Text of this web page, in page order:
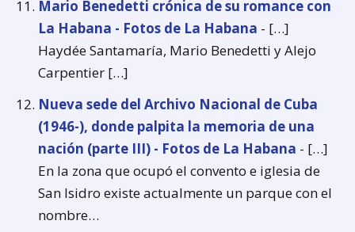
Mario Benedetti crónica de su romance con
La Habana - Fotos de La Habana - […]
Haydée Santamaría, Mario Benedetti y Alejo
Carpentier […]
Nueva sede del Archivo Nacional de Cuba
(1946-), donde palpita la memoria de una
nación (parte III) - Fotos de La Habana - […]
En la zona que ocupó el convento e iglesia de
San Isidro existe actualmente un parque con el
nombre…